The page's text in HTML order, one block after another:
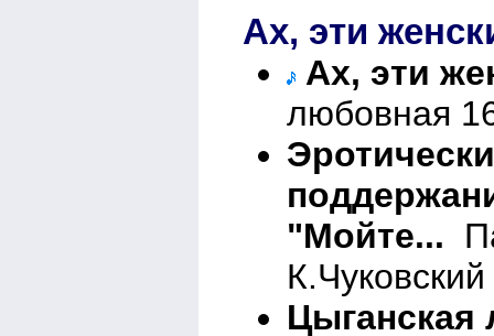
Ах, эти
Ах, эти
любовная
"Мойте...